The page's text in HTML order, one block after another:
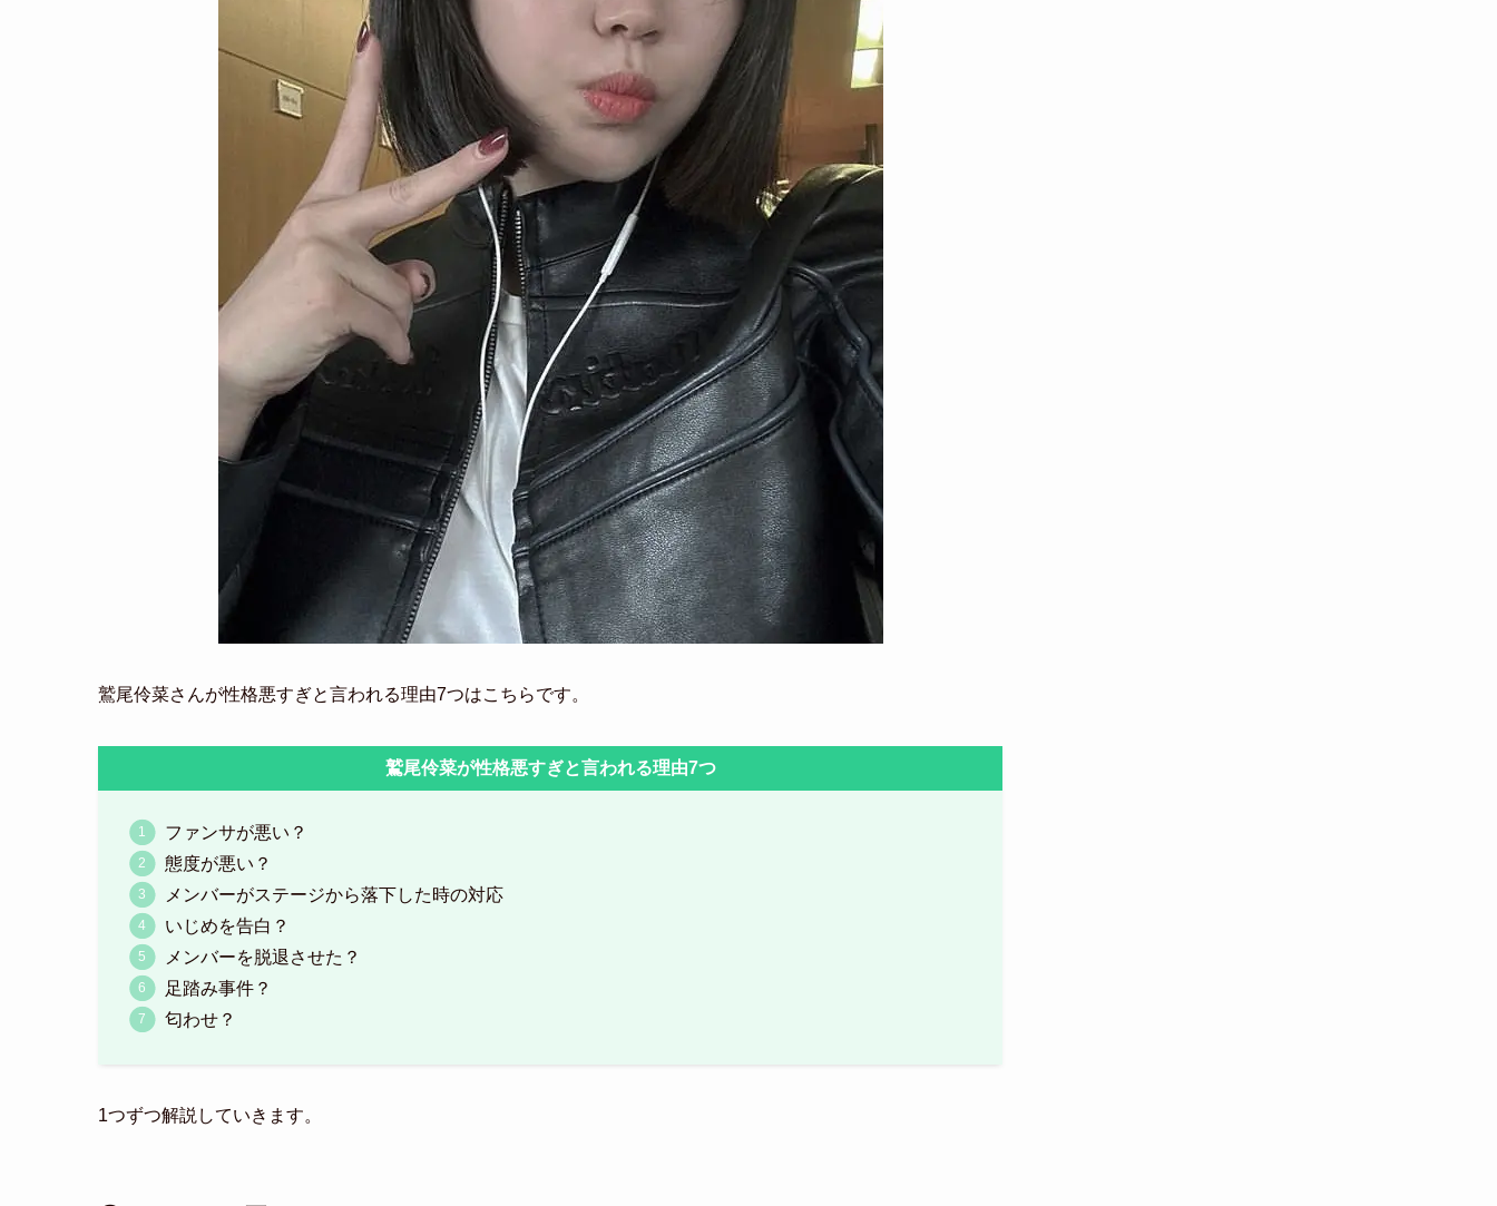
鷲尾伶菜さんが性格悪すぎと言われる理由7つはこちらです。
鷲尾伶菜が性格悪すぎと言われる理由7つ
ファンサが悪い？
態度が悪い？
メンバーがステージから落下した時の対応
いじめを告白？
メンバーを脱退させた？
足踏み事件？
匂わせ？
1つずつ解説していきます。